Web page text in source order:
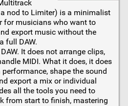
a nod to Limiter) is a minimalist
for musicians who want to
export music without the
full DAW.
It does not arrange clips,
MIDI. What it does, it does
shape the sound
export a mix or individual
all the tools you need to
from start to finish, mastering